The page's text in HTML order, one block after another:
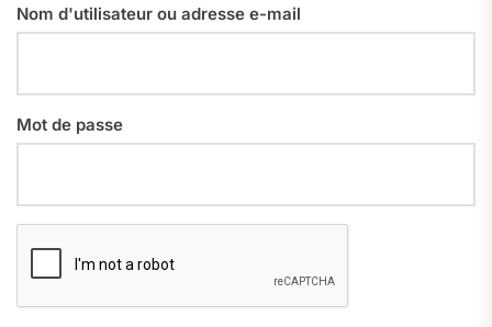
Nom d'utilisateur ou adresse e-mail
Mot de passe